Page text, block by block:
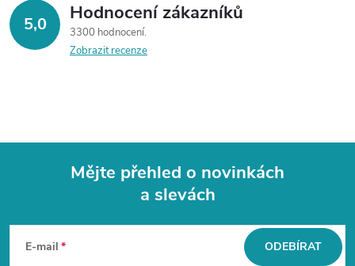
5,0 Hodnocení zákazníků
3300 hodnocení
Zobrazit recenze
Mějte přehled o novinkách
a slevách
E-mail ODEBÍRAT